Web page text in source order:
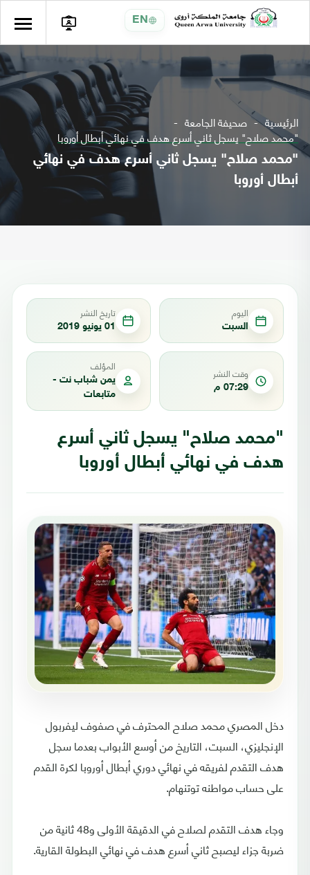
EN
الرئيسية صحيفة الجامعة
"محمد صلاح" يسجل ثاني أسرع هدف في نهائي أبطال أوروبا
"محمد صلاح" يسجل ثاني أسرع هدف في نهائي
أبطال أوروبا
اليوم
السبت
تاريخ النشر
01 يونيو 2019
وقت النشر
07:29 م
المؤلف
يمن شباب نت -
متابعات
"محمد صلاح" يسجل ثاني أسرع
هدف في نهائي أبطال أوروبا
دخل المصري محمد صلاح المحترف في صفوف ليفربول
الإنجليزي، السبت، التاريخ من أوسع الأبواب بعدما سجل
هدف التقدم لفريقه في نهائي دوري أبطال أوروبا لكرة القدم
على حساب مواطنه توتنهام.
وجاء هدف التقدم لصلاح في الدقيقة الأولى و48 ثانية من
ضربة جزاء ليصبح ثاني أسرع هدف في نهائي البطولة القارية.